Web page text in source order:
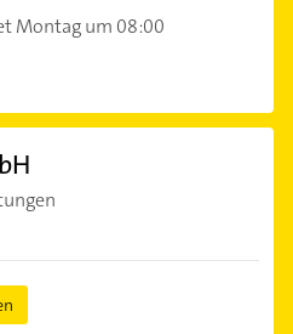
Montag um 08:00